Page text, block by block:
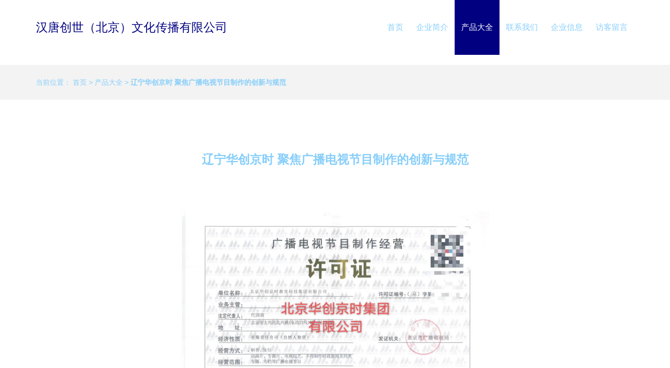
汉唐创世（北京）文化传播有限公司 首页 企业简介 产品大全 联系我们 企业信息 访客留言
当前位置： 首页 > 产品大全 > 辽宁华创京时 聚焦广播电视节目制作的创新与规范
辽宁华创京时 聚焦广播电视节目制作的创新与规范